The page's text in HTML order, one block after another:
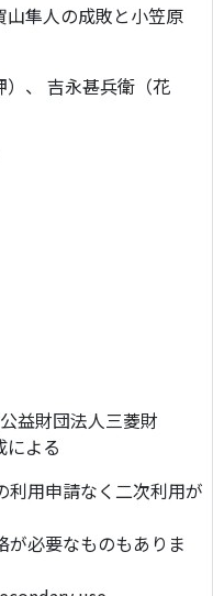
山隼人の成敗と小笠原
、 吉永甚兵衛（花
益財団法人三菱財
よる
利用申請なく二次利用が
が必要なものもありま